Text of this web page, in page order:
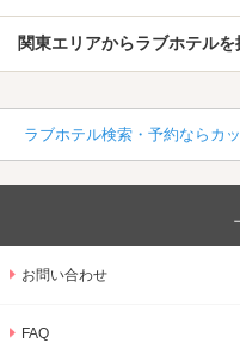
関東エリアからラブホテルを
ラブホテル検索・予約ならカ
お問い合わせ
FAQ